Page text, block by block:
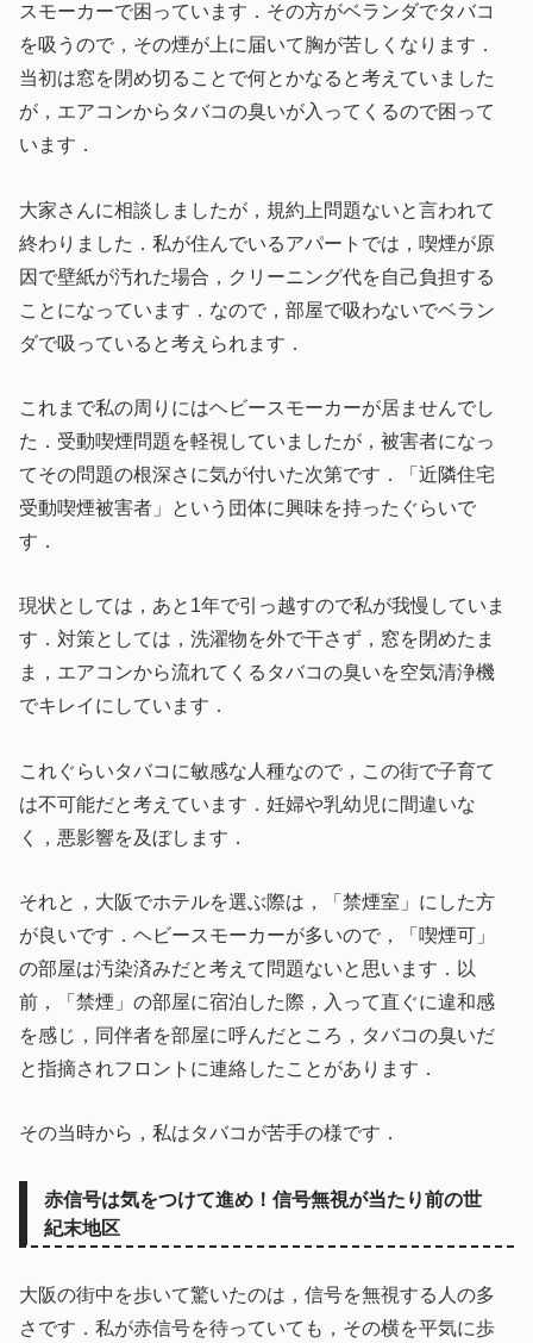
スモーカーで困っています．その方がベランダでタバコ
を吸うので，その煙が上に届いて胸が苦しくなります．
当初は窓を閉め切ることで何とかなると考えていました
が，エアコンからタバコの臭いが入ってくるので困って
います．
大家さんに相談しましたが，規約上問題ないと言われて
終わりました．私が住んでいるアパートでは，喫煙が原
因で壁紙が汚れた場合，クリーニング代を自己負担する
ことになっています．なので，部屋で吸わないでベラン
ダで吸っていると考えられます．
これまで私の周りにはヘビースモーカーが居ませんでし
た．受動喫煙問題を軽視していましたが，被害者になっ
てその問題の根深さに気が付いた次第です．「近隣住宅
受動喫煙被害者」という団体に興味を持ったぐらいで
す．
現状としては，あと1年で引っ越すので私が我慢していま
す．対策としては，洗濯物を外で干さず，窓を閉めたま
ま，エアコンから流れてくるタバコの臭いを空気清浄機
でキレイにしています．
これぐらいタバコに敏感な人種なので，この街で子育て
は不可能だと考えています．妊婦や乳幼児に間違いな
く，悪影響を及ぼします．
それと，大阪でホテルを選ぶ際は，「禁煙室」にした方
が良いです．ヘビースモーカーが多いので，「喫煙可」
の部屋は汚染済みだと考えて問題ないと思います．以
前，「禁煙」の部屋に宿泊した際，入って直ぐに違和感
を感じ，同伴者を部屋に呼んだところ，タバコの臭いだ
と指摘されフロントに連絡したことがあります．
その当時から，私はタバコが苦手の様です．
赤信号は気をつけて進め！信号無視が当たり前の世
紀末地区
大阪の街中を歩いて驚いたのは，信号を無視する人の多
さです．私が赤信号を待っていても，その横を平気に歩